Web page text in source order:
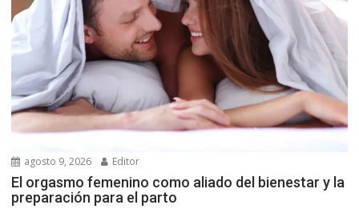
agosto 9, 2026 Editor
El orgasmo femenino como aliado del bienestar y la
preparación para el parto